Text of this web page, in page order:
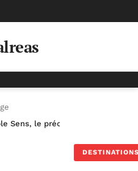
Sens, le précurseur des